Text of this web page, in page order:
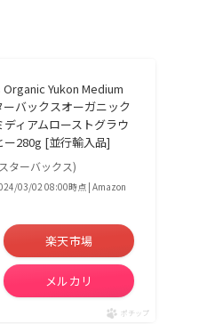
Yukon Medium
バックスオーガニック
ディアムローストグラウ
ー280g [並行輸入品]
ターバックス)
03/02 08:00時点 | Amazon
楽天市場
メルカリ
ポチップ